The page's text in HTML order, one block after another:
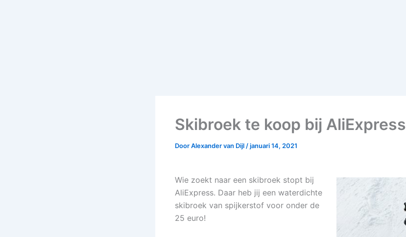
Skibroek te koop bij AliExpress
DoorAlexander van Dijl /januari 14, 2021
Wie zoekt naar een skibroek stopt bij
AliExpress. Daar heb jij een waterdichte
skibroek van spijkerstof voor onder de
25 euro!